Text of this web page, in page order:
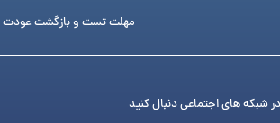
مهلت تست و بازگشت عودت
در شبکه های اجتماعی دنبال کنید